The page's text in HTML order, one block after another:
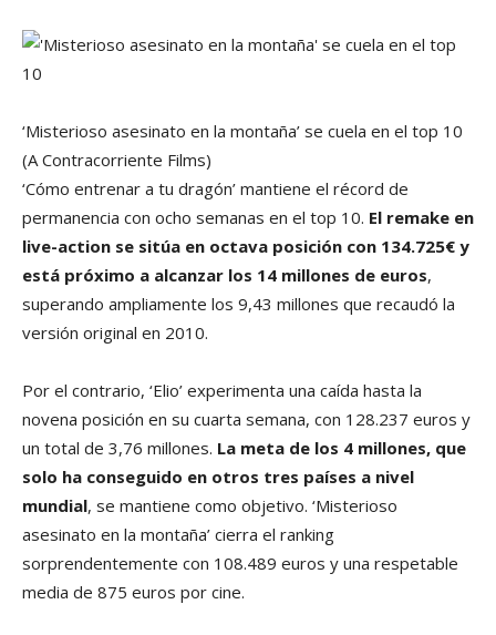
‘Misterioso asesinato en la montaña’ se cuela en el top 10
(A Contracorriente Films)
‘Cómo entrenar a tu dragón’ mantiene el récord de
permanencia con ocho semanas en el top 10. El remake en
live-action se sitúa en octava posición con 134.725€ y
está próximo a alcanzar los 14 millones de euros,
superando ampliamente los 9,43 millones que recaudó la
versión original en 2010.
Por el contrario, ‘Elio’ experimenta una caída hasta la
novena posición en su cuarta semana, con 128.237 euros y
un total de 3,76 millones. La meta de los 4 millones, que
solo ha conseguido en otros tres países a nivel
mundial, se mantiene como objetivo. ‘Misterioso
asesinato en la montaña’ cierra el ranking
sorprendentemente con 108.489 euros y una respetable
media de 875 euros por cine.